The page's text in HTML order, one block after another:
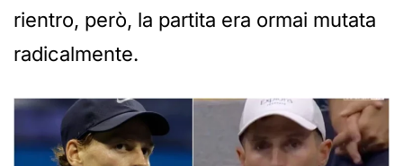
rientro, però, la partita era ormai mutata
radicalmente.